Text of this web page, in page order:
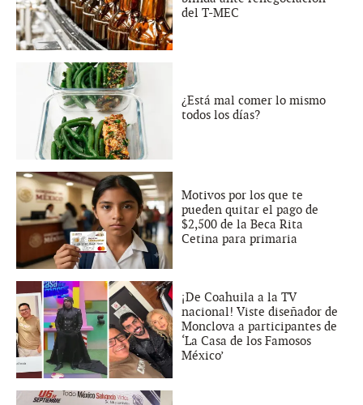
del T-MEC
¿Está mal comer lo mismo
todos los días?
Motivos por los que te
pueden quitar el pago de
$2,500 de la Beca Rita
Cetina para primaria
¡De Coahuila a la TV
nacional! Viste diseñador de
Monclova a participantes de
‘La Casa de los Famosos
México’